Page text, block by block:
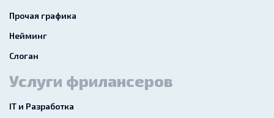
Прочая графика
Нейминг
Слоган
Услуги фрилансеров
IT и Разработка